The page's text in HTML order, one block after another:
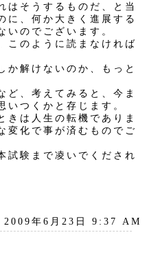
はそうするものだ、と当
に、何か大きく進展する
いのでございます。
このように読まなければ
か解けないのか、もっと
ど、考えてみると、今ま
いつくかと存じます。
きは人生の転機でありま
変化で事が済むものでご
試験まで凌いでくだされ
2009年6月23日 9:37 AM